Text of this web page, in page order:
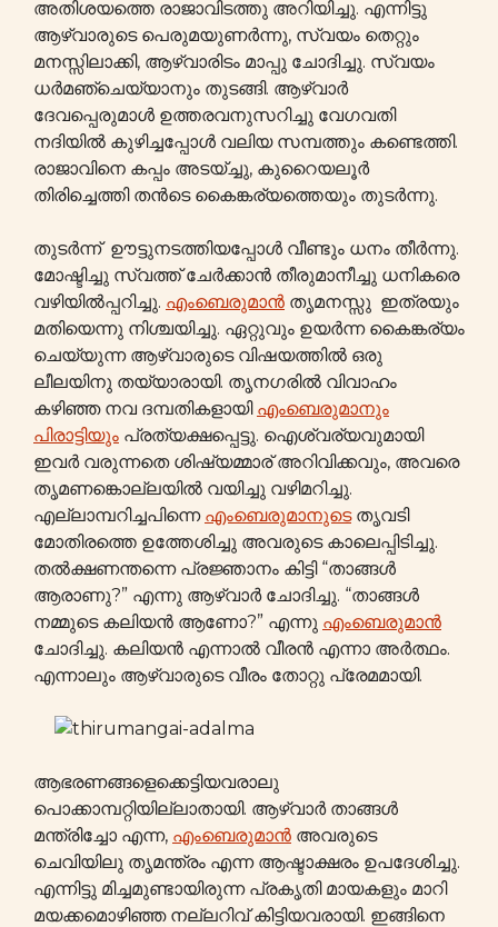
അതിശയത്തെ രാജാവിടത്തു അറിയിച്ചു. എന്നിട്ടു
ആഴ്വാരുടെ പെരുമയുണർന്നു, സ്വയം തെറ്റും
മനസ്സിലാക്കി, ആഴ്വാരിടം മാപ്പു ചോദിച്ചു. സ്വയം
ധർമഞ്ചെയ്യാനും തുടങ്ങി. ആഴ്വാർ
ദേവപ്പെരുമാൾ ഉത്തരവനുസറിച്ചു വേഗവതി
നദിയിൽ കുഴിച്ചപ്പോൾ വലിയ സമ്പത്തും കണ്ടെത്തി.
രാജാവിനെ കപ്പം അടയ്ച്ചു, കുറൈയലൂർ
തിരിച്ചെത്തി തൻടെ കൈങ്കര്യത്തെയും തുടർന്നു.
തുടർന്ന് ഊട്ടുനടത്തിയപ്പോൾ വീണ്ടും ധനം തീർന്നു.
മോഷ്ടിച്ചു സ്വത്ത് ചേർക്കാൻ തീരുമാനീച്ചു ധനികരെ
വഴിയിൽപ്പറിച്ചു. എംബെരുമാൻ തൃമനസ്സു ഇത്രയും
മതിയെന്നു നിശ്ചയിച്ചു. ഏറ്റുവും ഉയർന്ന കൈങ്കര്യം
ചെയ്യുന്ന ആഴ്വാരുടെ വിഷയത്തിൽ ഒരു
ലീലയിനു തയ്യാരായി. തൃനഗരിൽ വിവാഹം
കഴിഞ്ഞ നവ ദമ്പതികളായി എംബെരുമാനും
പിരാട്ടിയും പ്രത്യക്ഷപ്പെട്ടു. ഐശ്വര്യവുമായി
ഇവർ വരുന്നതെ ശിഷ്യമ്മാര് അറിവിക്കവും, അവരെ
തൃമണങ്കൊല്ലയിൽ വയിച്ചു വഴിമറിച്ചു.
എല്ലാമ്പറിച്ചപിന്നെ എംബെരുമാനുടെതൃവടി
മോതിരത്തെ ഉത്തേശിച്ചു അവരുടെ കാലെപ്പിടിച്ചു.
തൽക്ഷണന്തന്നെ പ്രജ്ഞാനം കിട്ടി “താങ്ങൾ
ആരാണു?” എന്നു ആഴ്വാർ ചോദിച്ചു. “താങ്ങൾ
നമ്മുടെ കലിയൻ ആണോ?” എന്നു എംബെരുമാൻ
ചോദിച്ചു. കലിയൻ എന്നാൽ വീരൻ എന്നാ അര്‍ത്ഥം.
എന്നാലും ആഴ്വാരുടെ വീരം തോറ്റു പ്രേമമായി.
ആഭരണങ്ങളെക്കെട്ടിയവരാലു
പൊക്കാമ്പറ്റിയില്ലാതായി. ആഴ്വാർ താങ്ങൾ
മന്ത്രിച്ചോ എന്ന, എംബെരുമാൻ അവരുടെ
ചെവിയിലു തൃമന്ത്രം എന്ന ആഷ്ടാക്ഷരം ഉപദേശിച്ചു.
എന്നിട്ടു മിച്ചമുണ്ടായിരുന്ന പ്രകൃതി മായകളും മാറി
മയക്കമൊഴിഞ്ഞ നല്ലറിവ് കിട്ടിയവരായി. ഇങ്ങിനെ